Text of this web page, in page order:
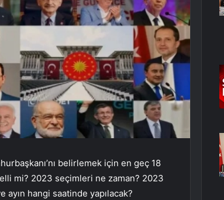
belirlemek için en geç 18
mi? 2023 seçimleri ne zaman? 2023
ayın hangi saatinde yapılacak?